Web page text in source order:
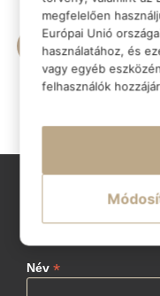
megtérülő extra
Ajánlatot kérek
*Az ajándék
biztosítjuk.
Név *
megfelelően
Európai Unió
használatához, és
vagy egyéb
felhasználók